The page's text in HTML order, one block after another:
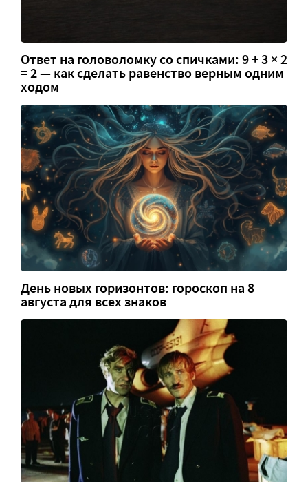
Ответ на головоломку со спичками: 9 + 3 × 2
= 2 — как сделать равенство верным одним
ходом
День новых горизонтов: гороскоп на 8
августа для всех знаков